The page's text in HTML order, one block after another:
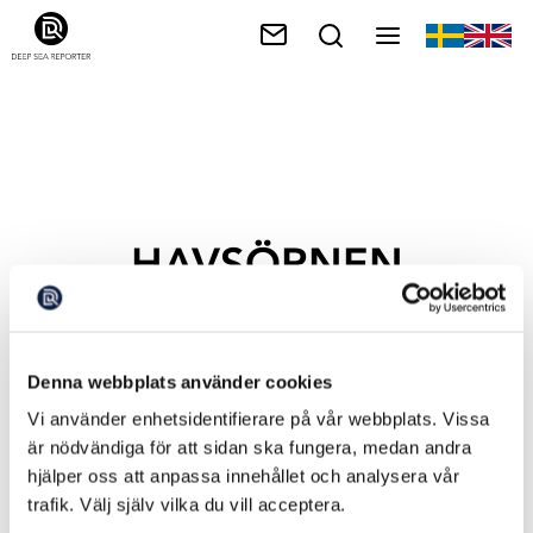
Denna webbplats använder cookies
Vi använder enhetsidentifierare på vår webbplats. Vissa
är nödvändiga för att sidan ska fungera, medan andra
hjälper oss att anpassa innehållet och analysera vår
trafik. Välj själv vilka du vill acceptera.
HAVSÖRNEN